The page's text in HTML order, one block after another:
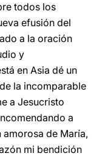
todos los
efusión del
a la oración
y
en Asia dé un
la incomparable
a Jesucristo
a
de María,
mi bendición